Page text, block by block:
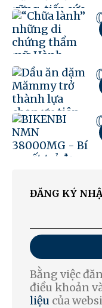
ĐĂNG KÝ
Bằng việc
điều khoản
liệu của